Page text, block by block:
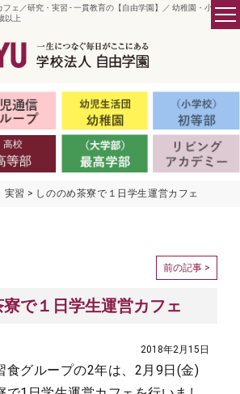
ェ／研究・実習 - 一貫教育の【自由学園】／ 幼稚園・小学
以上
実習 しののめ茶寮で１日学生運営カフェ
前の記事 >
寮で１日学生運営カフェ
2018年2月15日
食グループの2年は、2月9日(金)